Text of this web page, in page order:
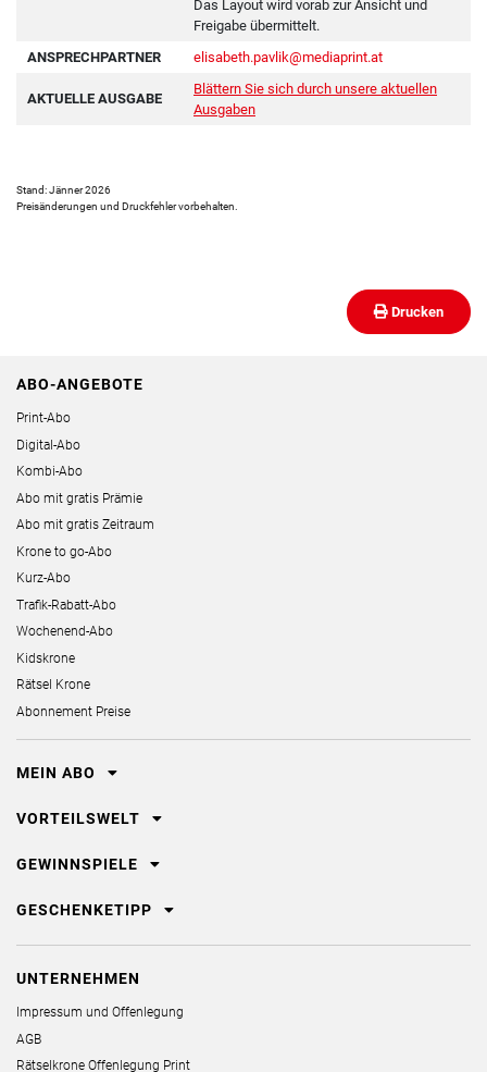
Das Layout wird vorab zur Ansicht und
Freigabe übermittelt.
ANSPRECHPARTNER
elisabeth.pavlik@mediaprint.at
AKTUELLE AUSGABE
Blättern Sie sich durch unsere aktuellen
Ausgaben
Stand: Jänner 2026
Preisänderungen und Druckfehler vorbehalten.
Drucken
ABO-ANGEBOTE
Print-Abo
Digital-Abo
Kombi-Abo
Abo mit gratis Prämie
Abo mit gratis Zeitraum
Krone to go-Abo
Kurz-Abo
Trafik-Rabatt-Abo
Wochenend-Abo
Kidskrone
Rätsel Krone
Abonnement Preise
MEIN ABO
VORTEILSWELT
GEWINNSPIELE
GESCHENKETIPP
UNTERNEHMEN
Impressum und Offenlegung
AGB
Rätselkrone Offenlegung Print